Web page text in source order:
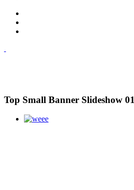
Top Small Banner Slideshow 01